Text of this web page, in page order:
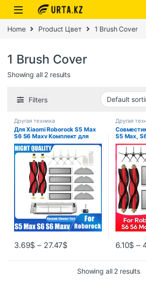
Home Product Цвет 1 Brush Cover
1 Brush Cover
Showing all 2 results
Filters
Другая техника
Для Xiaomi Roborock S5 Max
S6 S6 Maxv Комплект для
замены пылесоса Роликовая
щетка HEPA-фильтр Швабра
Запасные части
3.69$ – 27.47$
Другая
S5 Max,
E5, S51,
Боковая
Швабра
6.10$ –
Showing all 2 results